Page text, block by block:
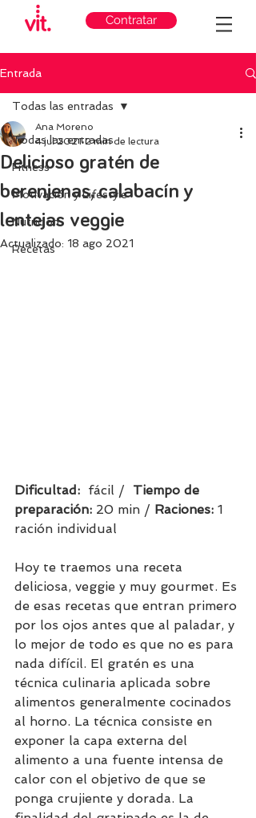
Contratar
Entrada
Todas las entradas
Fitness
Motivación y Lifestyle
Nutricion
Recetas
Todas las entradas
Delicioso gratén de
berenjenas, calabacín y
lentejas veggie
Ana Moreno
4 jul 2021 2 min de lectura
Actualizado: 18 ago 2021
Dificultad: fácil / Tiempo de
preparación: 20 min / Raciones: 1
ración individual
Hoy te traemos una receta
deliciosa, veggie y muy gourmet. Es
de esas recetas que entran primero
por los ojos antes que al paladar, y
lo mejor de todo es que no es para
nada difícil. El gratén es una
técnica culinaria aplicada sobre
alimentos generalmente cocinados
al horno. La técnica consiste en
exponer la capa externa del
alimento a una fuente intensa de
calor con el objetivo de que se
ponga crujiente y dorada. La